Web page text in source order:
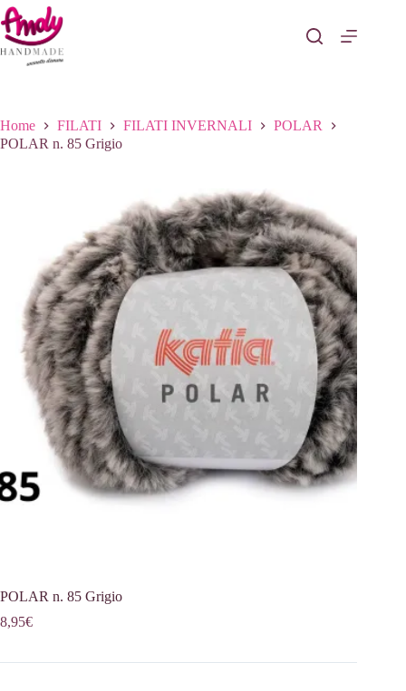
Salta
al
contenuto
Home FILATI FILATI INVERNALI
POLAR
POLAR n. 85 Grigio
POLAR n. 85 Grigio
8,95€